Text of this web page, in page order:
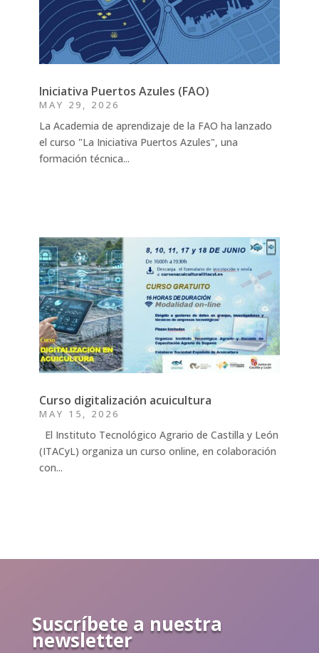
Iniciativa Puertos Azules (FAO)
MAY 29, 2026
La Academia de aprendizaje de la FAO ha lanzado
el curso "La Iniciativa Puertos Azules", una
formación técnica...
Curso digitalización acuicultura
MAY 15, 2026
El Instituto Tecnológico Agrario de Castilla y León
(ITACyL) organiza un curso online, en colaboración
con...
Suscríbete a nuestra
newsletter